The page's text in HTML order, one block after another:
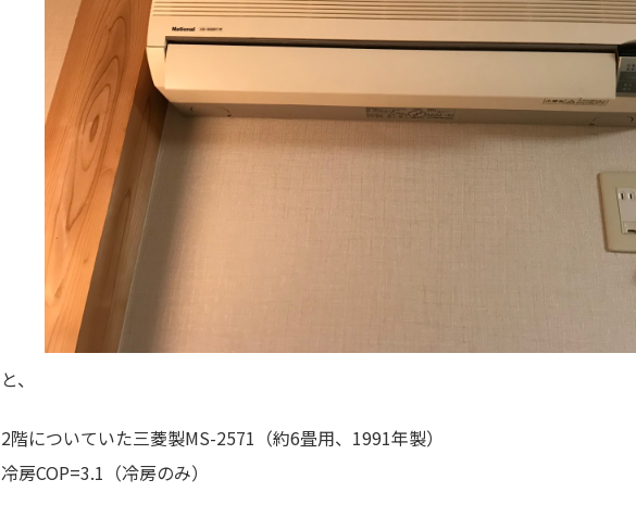
と、
2階についていた三菱製MS-2571（約6畳用、1991年製）
冷房COP=3.1（冷房のみ）